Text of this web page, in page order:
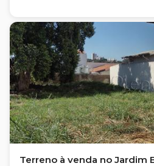
Terreno à venda no Jardim